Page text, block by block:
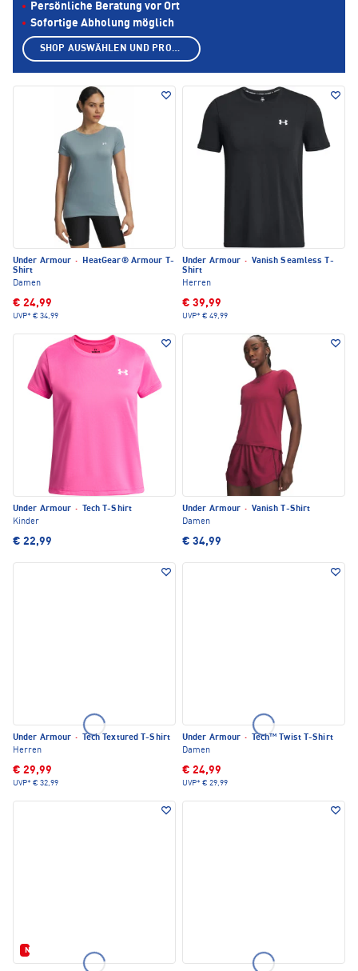
Under Armour ·
HeatGear® Armour T-
Shirt
Damen
€ 24,99
UVP* € 34,99
Under Armour · Vanish Seamless T-
Shirt
Herren
€ 39,99
UVP* € 49,99
Under Armour ·
Tech T-Shirt
Kinder
€ 22,99
Under Armour · Vanish T-Shirt
Damen
€ 34,99
Under Armour ·
Tech Textured T-Shirt
Herren
€ 29,99
UVP* € 32,99
Under Armour ·
Tech™ Twist T-Shirt
Damen
€ 24,99
UVP* € 29,99
Neu
Persönliche Beratung vor Ort
Sofortige Abholung möglich
SHOP AUSWÄHLEN UND PRODUKTE ANZEIGEN